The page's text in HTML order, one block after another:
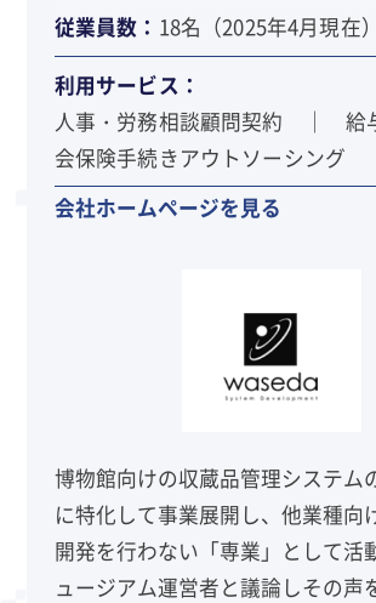
従業員数： 18名（2025年4月現在）
利用サービス：
人事・労務相談顧問契約 ｜ 給
会保険手続きアウトソーシング
会社ホームページを見る
博物館向けの収蔵品管理システム
に特化して事業展開し、他業種向
開発を行わない「専業」として活
ュージアム運営者と議論しその声